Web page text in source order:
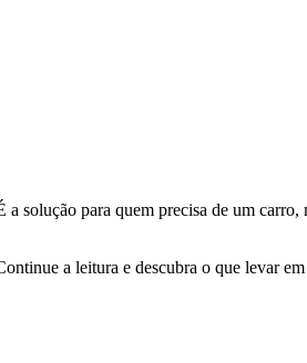
a solução para quem precisa de um
a leitura e descubra o que levar